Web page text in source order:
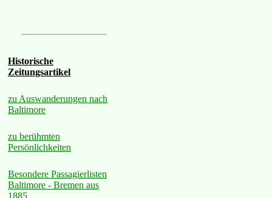
Historische
Zeitungsartikel
zu Auswanderungen nach
Baltimore
zu berühmten
Persönlichkeiten
Besondere Passagierlisten
Baltimore - Bremen aus
1885